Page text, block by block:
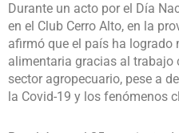
Durante un acto por el Día
en el Club Cerro Alto, en la
afirmó que el país ha logrado
alimentaria gracias al trabajo
sector agropecuario, pese a
la Covid-19 y los fenómenos